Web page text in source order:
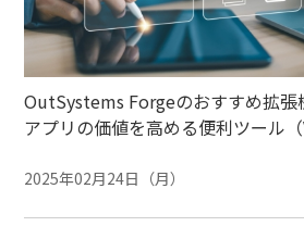
OutSystems Forgeのおすすめ拡張
アプリの価値を高める便利ツール（
2025年02月24日（月）